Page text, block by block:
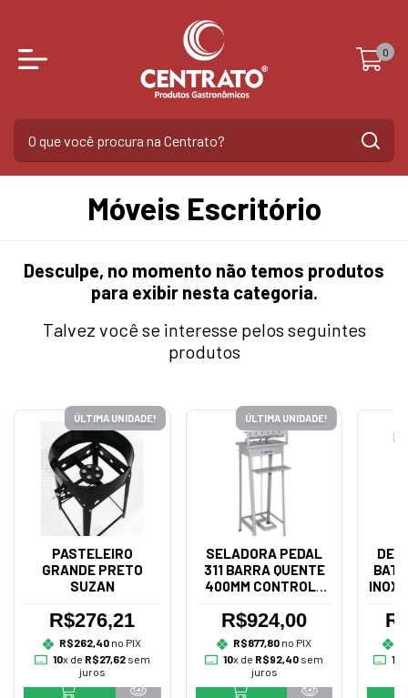
0
Móveis Escritório
Desculpe, no momento não temos produtos
para exibir nesta categoria.
Talvez você se interesse pelos seguintes
produtos
ÚLTIMA UNIDADE!
PASTELEIRO
GRANDE PRETO
SUZAN
R$276,21
R$262,40 no PIX
10x de R$27,62sem
juros
ÚLTIMA UNIDADE!
SELADORA PEDAL
311 BARRA QUENTE
400MM CONTROLE
R$924,00
R$877,80 no PIX
10x de R$92,40sem
juros
INOX
10